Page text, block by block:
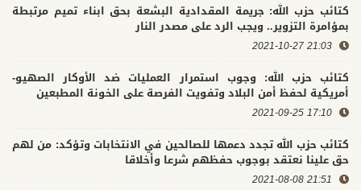
كتائب حزب الله: جريمة المقدادية البشعة بحق ابناء تميم مرتبطة
بمؤامرة التزوير.. ويجب الرد على مصدر النار
21:03 2021-10-27
كتائب حزب الله: وجوب استمرار العمليات ضد الأوكار الصهيو-
أمريكية لحفظ أمن البلاد وتفويت الفرصة على الخونة المطبعين
17:10 2021-09-25
كتائب حزب الله تجدد دعمها للصالحين في الانتخابات وتؤكد: من لهم
حق علينا نعتقد بوجوب حفظهم شرعا وأخلاقا
21:51 2021-08-08